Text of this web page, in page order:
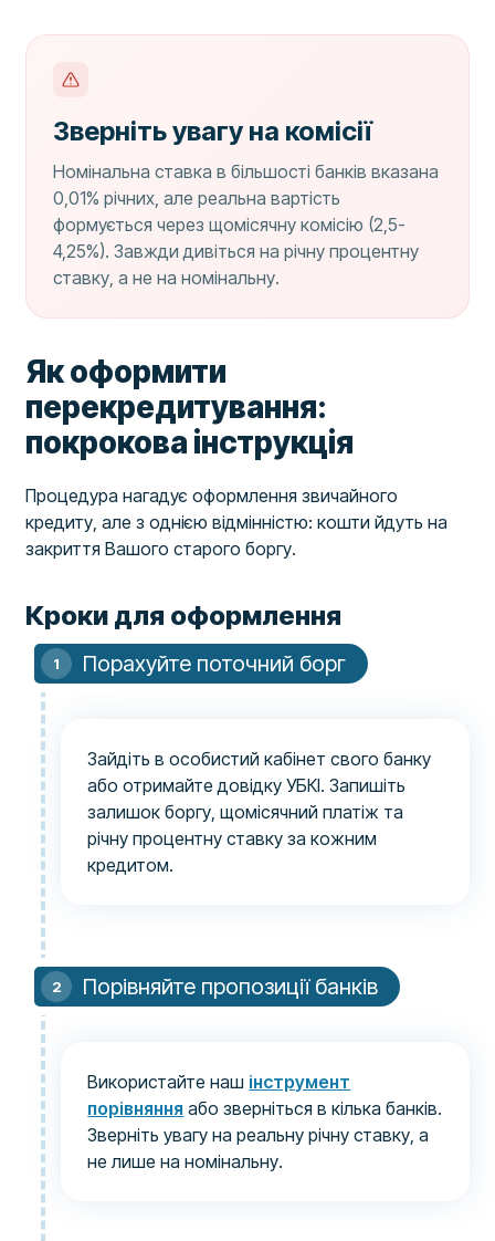
Зверніть увагу на комісії
Номінальна ставка в більшості банків вказана
0,01% річних, але реальна вартість
формується через щомісячну комісію (2,5-
4,25%). Завжди дивіться на річну процентну
ставку, а не на номінальну.
Як оформити
перекредитування:
покрокова інструкція
Процедура нагадує оформлення звичайного
кредиту, але з однією відмінністю: кошти йдуть на
закриття Вашого старого боргу.
Кроки для оформлення
Порахуйте поточний борг
Зайдіть в особистий кабінет свого банку
або отримайте довідку УБКІ. Запишіть
залишок боргу, щомісячний платіж та
річну процентну ставку за кожним
кредитом.
Порівняйте пропозиції банків
Використайте наш інструмент
порівняння або зверніться в кілька банків.
Зверніть увагу на реальну річну ставку, а
не лише на номінальну.